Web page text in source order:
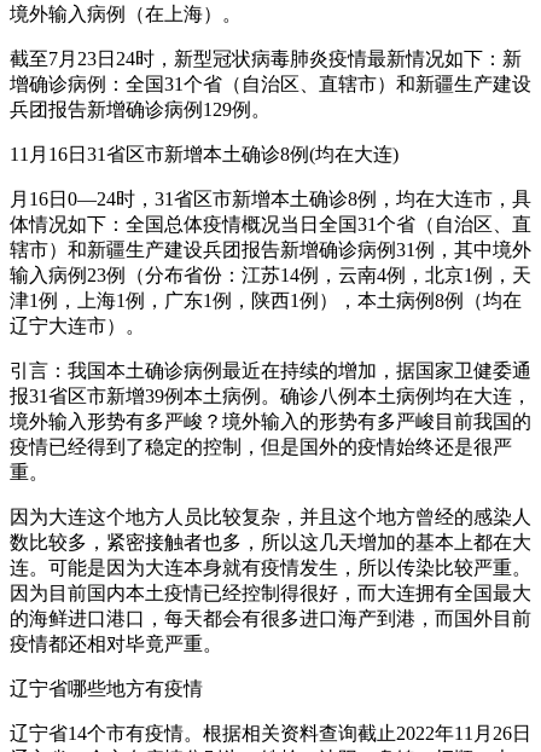
境外输入病例（在上海）。
截至7月23日24时，新型冠状病毒肺炎疫情最新情况如下：新
增确诊病例：全国31个省（自治区、直辖市）和新疆生产建设
兵团报告新增确诊病例129例。
11月16日31省区市新增本土确诊8例(均在大连)
月16日0—24时，31省区市新增本土确诊8例，均在大连市，具
体情况如下：全国总体疫情概况当日全国31个省（自治区、直
辖市）和新疆生产建设兵团报告新增确诊病例31例，其中境外
输入病例23例（分布省份：江苏14例，云南4例，北京1例，天
津1例，上海1例，广东1例，陕西1例），本土病例8例（均在
辽宁大连市）。
引言：我国本土确诊病例最近在持续的增加，据国家卫健委通
报31省区市新增39例本土病例。确诊八例本土病例均在大连，
境外输入形势有多严峻？境外输入的形势有多严峻目前我国的
疫情已经得到了稳定的控制，但是国外的疫情始终还是很严
重。
因为大连这个地方人员比较复杂，并且这个地方曾经的感染人
数比较多，紧密接触者也多，所以这几天增加的基本上都在大
连。可能是因为大连本身就有疫情发生，所以传染比较严重。
因为目前国内本土疫情已经控制得很好，而大连拥有全国最大
的海鲜进口港口，每天都会有很多进口海产到港，而国外目前
疫情都还相对毕竟严重。
辽宁省哪些地方有疫情
辽宁省14个市有疫情。根据相关资料查询截止2022年11月26日